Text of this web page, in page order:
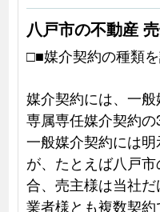
八戸市の不動産
□■媒介契約の種類
媒介契約には、一
専属専任媒介契約の
一般媒介契約には
が、たとえば八戸
合、売主様は当社
業者様とも複数契約